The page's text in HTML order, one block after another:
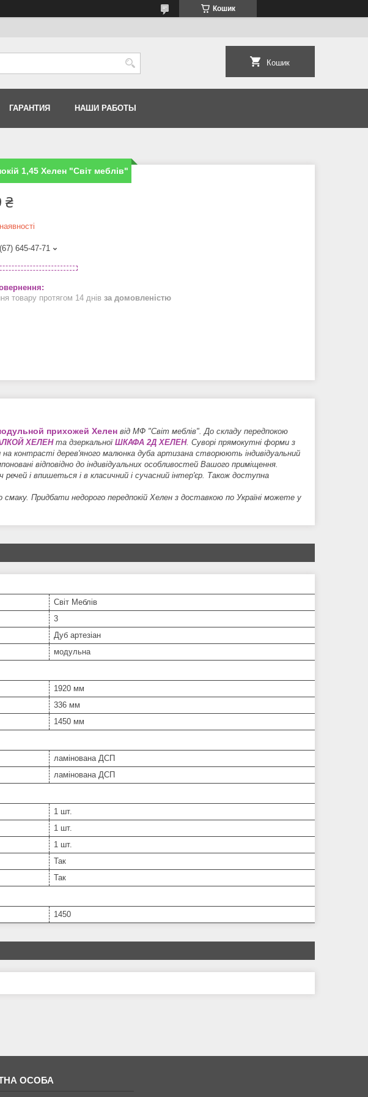
Кошик
Кошик
ГАРАНТИЯ НАШИ РАБОТЫ
1,45 Хелен "Світ меблів"
₴
645-47-71
товару протягом 14 днів за домовленістю
прихожей Хелен від МФ "Світ меблів". До складу передпокою
ХЕЛЕНта дзеркальноїШКАФА 2Д ХЕЛЕН. Суворі прямокутні форми з
контрасті дерев'яного малюнка дуба артизана створюють індивідуальний
відповідно до індивідуальних особливостей Вашого приміщення.
і впишеться і в класичний і сучасний інтер'єр. Також доступна
смаку. Придбати недорого передпокій Хелен з доставкою по Україні можете у
Світ Меблів
3
Дуб артезіан
модульна
1920 мм
336 мм
1450 мм
ламінована ДСП
ламінована ДСП
1 шт.
1 шт.
1 шт.
Так
Так
1450